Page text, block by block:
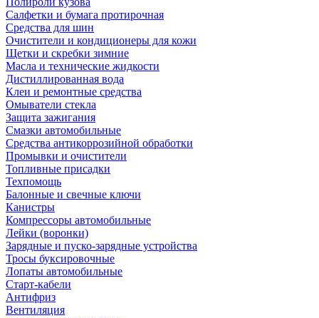
Салфетки и бумага протирочная
Средства для шин
Очистители и кондиционеры для кожи
Щетки и скребки зимние
Масла и технические жидкости
Дистиллированная вода
Клеи и ремонтные средства
Омыватели стекла
Защита зажигания
Смазки автомобильные
Средства антикоррозийной обработки
Промывки и очистители
Топливные присадки
Техпомощь
Балонные и свечные ключи
Канистры
Компрессоры автомобильные
Лейки (воронки)
Зарядные и пуско-зарядные устройства
Тросы буксировочные
Лопаты автомобильные
Старт-кабели
Антифриз
Вентиляция